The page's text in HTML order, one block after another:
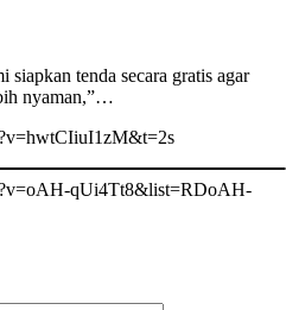
tenda secara gratis agar
nyaman,”…
qUi4Tt8&list=RDoAH-